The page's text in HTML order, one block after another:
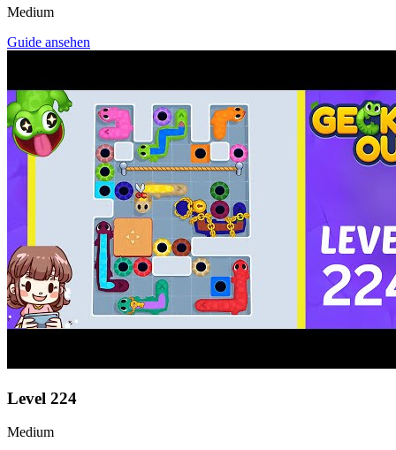
Medium
Guide ansehen
Level 224
Medium